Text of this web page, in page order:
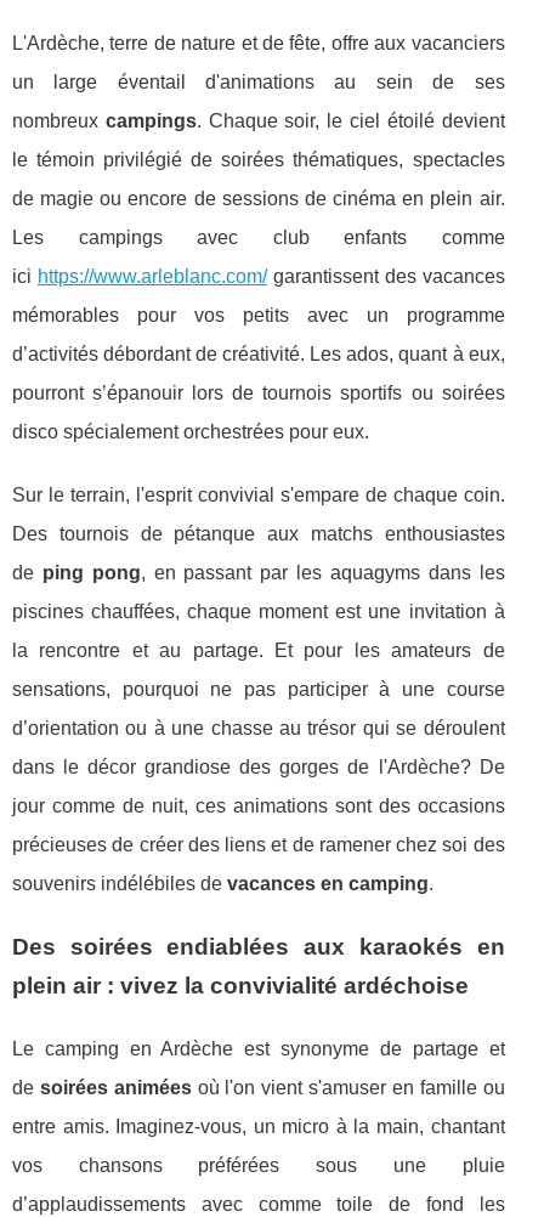
L'Ardèche, terre de nature et de fête, offre aux vacanciers
un large éventail d'animations au sein de ses
nombreux campings. Chaque soir, le ciel étoilé devient
le témoin privilégié de soirées thématiques, spectacles
de magie ou encore de sessions de cinéma en plein air.
Les campings avec club enfants comme
ici https://www.arleblanc.com/garantissent des vacances
mémorables pour vos petits avec un programme
d’activités débordant de créativité. Les ados, quant à eux,
pourront s’épanouir lors de tournois sportifs ou soirées
disco spécialement orchestrées pour eux.
Sur le terrain, l'esprit convivial s'empare de chaque coin.
Des tournois de pétanque aux matchs enthousiastes
de ping pong, en passant par les aquagyms dans les
piscines chauffées, chaque moment est une invitation à
la rencontre et au partage. Et pour les amateurs de
sensations, pourquoi ne pas participer à une course
d’orientation ou à une chasse au trésor qui se déroulent
dans le décor grandiose des gorges de l'Ardèche? De
jour comme de nuit, ces animations sont des occasions
précieuses de créer des liens et de ramener chez soi des
souvenirs indélébiles de vacances en camping.
Des soirées endiablées aux karaokés en
plein air : vivez la convivialité ardéchoise
Le camping en Ardèche est synonyme de partage et
de soirées animéesoù l'on vient s'amuser en famille ou
entre amis. Imaginez-vous, un micro à la main, chantant
vos chansons préférées sous une pluie
d’applaudissements avec comme toile de fond les